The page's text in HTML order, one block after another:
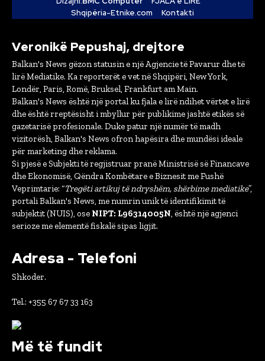
Shqipëria-Etnike.com
Kontakti
Veronikë Pepushaj, drejtore
Balkan's News gëzon statusin e një Agjencie të Pavarur dhe të
lirë Mediatike. Ka reporterët e vet në Shqipëri, New York,
Londër, Paris, Romë, Bruksel, Frankfurt am Main.
Balkan's News është një portal ku fjala e lirë ndihet vërtet e lirë
dhe është rreptësisht i mbyllur për publikime jashtë etikës së
gazetarisë profesionale. Duke patur një numër të madh
vizitorësh, Balkan's News ofron hapësira dhe mundësi ideale
për marketing dhe reklama.
Si pjesë e Subjekti të regjistruar pranë Ministrisë së Financave
dhe Ekonomisë, Qëndra Kombëtare e Biznesit me Fushë
Veprimtarie: “Tregëti artikuj të ndryshëm, shërbime mediatike”,
portali Balkan's News, me numrin unik të identifikimit të
subjektit (NUIS), ose NIPT: L96314005N , është një agjenci
serioze me elementë fiskalë sipas ligjit.
Adresa - Telefoni
Shkoder.
Tel.: +355 67 67 33 163
Më të fundit